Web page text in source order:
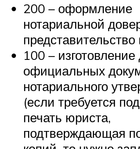
200 – оформление
нотариальной
представительство
100 –
официальных
нотариального
(если требуется
печать юриста,
подтверждающая